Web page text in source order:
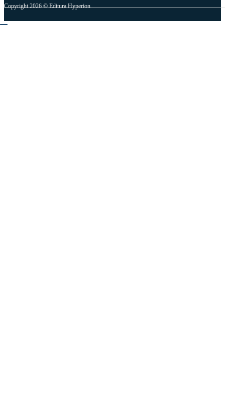
Copyright 2026 © Editura Hyperion